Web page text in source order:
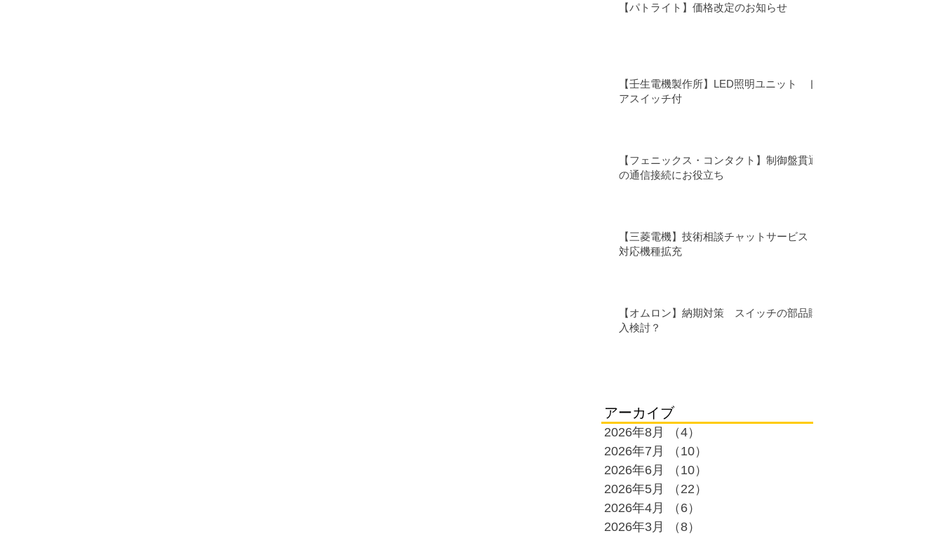
【パトライト】価格改定のお知らせ
【壬生電機製作所】LED照明ユニット ド
アスイッチ付
【フェニックス・コンタクト】制御盤貫通
の通信接続にお役立ち
【三菱電機】技術相談チャットサービス
対応機種拡充
【オムロン】納期対策 スイッチの部品購
入検討？
アーカイブ
2026年8月 （4）
2026年7月
（10）
2026年6月
（10）
2026年5月
（22）
2026年4月
（6）
2026年3月
（8）